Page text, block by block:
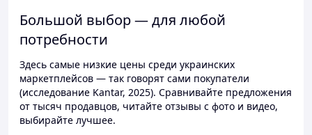
Большой выбор — для любой
потребности
Здесь самые низкие цены среди украинских
маркетплейсов — так говорят сами покупатели
(исследование Kantar, 2025). Сравнивайте предложения
от тысяч продавцов, читайте отзывы с фото и видео,
выбирайте лучшее.